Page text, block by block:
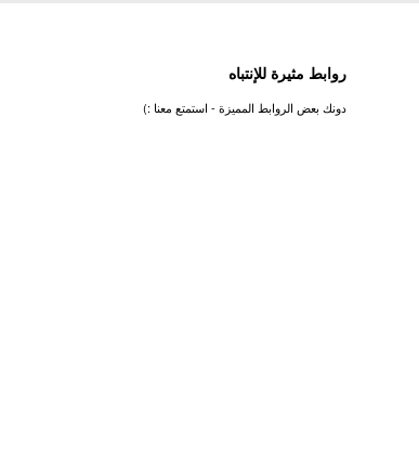
روابط مثيرة للإنتباه
دونك بعض الروابط المميزة - استمتع معنا :)